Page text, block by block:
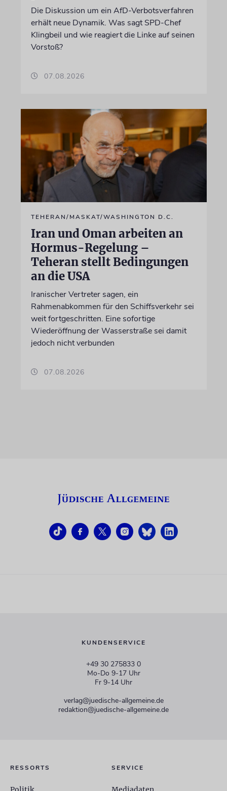
Die Diskussion um ein AfD-Verbotsverfahren
erhält neue Dynamik. Was sagt SPD-Chef
Klingbeil und wie reagiert die Linke auf seinen
Vorstoß?
07.08.2026
TEHERAN/MASKAT/WASHINGTON D.C.
Iran und Oman arbeiten an
Hormus-Regelung –
Teheran stellt Bedingungen
an die USA
Iranischer Vertreter sagen, ein
Rahmenabkommen für den Schiffsverkehr sei
weit fortgeschritten. Eine sofortige
Wiederöffnung der Wasserstraße sei damit
jedoch nicht verbunden
07.08.2026
KUNDENSERVICE
+49 30 275833 0
Mo-Do 9-17 Uhr
Fr 9-14 Uhr
verlag@juedische-allgemeine.de
redaktion@juedische-allgemeine.de
RESSORTS SERVICE